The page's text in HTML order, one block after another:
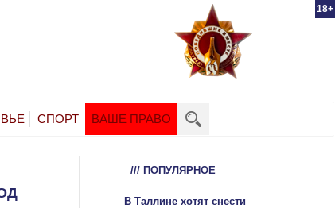
18+
СПОРТ ВАШЕ ПРАВО
/// ПОПУЛЯРНОЕ
В Таллине хотят снести